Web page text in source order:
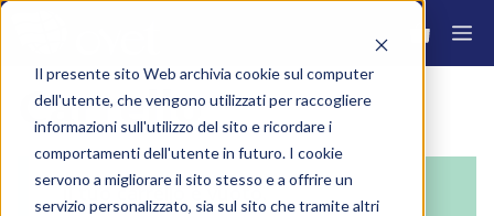
Il presente sito Web archivia cookie sul computer
dell'utente, che vengono utilizzati per raccogliere
informazioni sull'utilizzo del sito e ricordare i
comportamenti dell'utente in futuro. I cookie
servono a migliorare il sito stesso e a offrire un
servizio personalizzato, sia sul sito che tramite altri
Carrello
Il tuo carrello è vuoto.